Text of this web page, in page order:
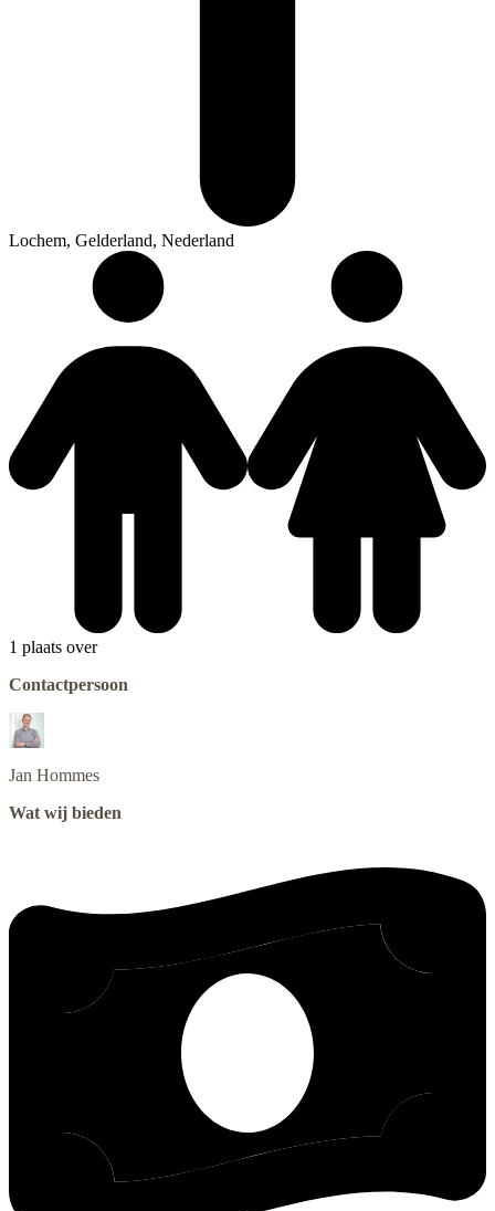
Lochem, Gelderland, Nederland
1 plaats over
Contactpersoon
Jan Hommes
Wat wij bieden